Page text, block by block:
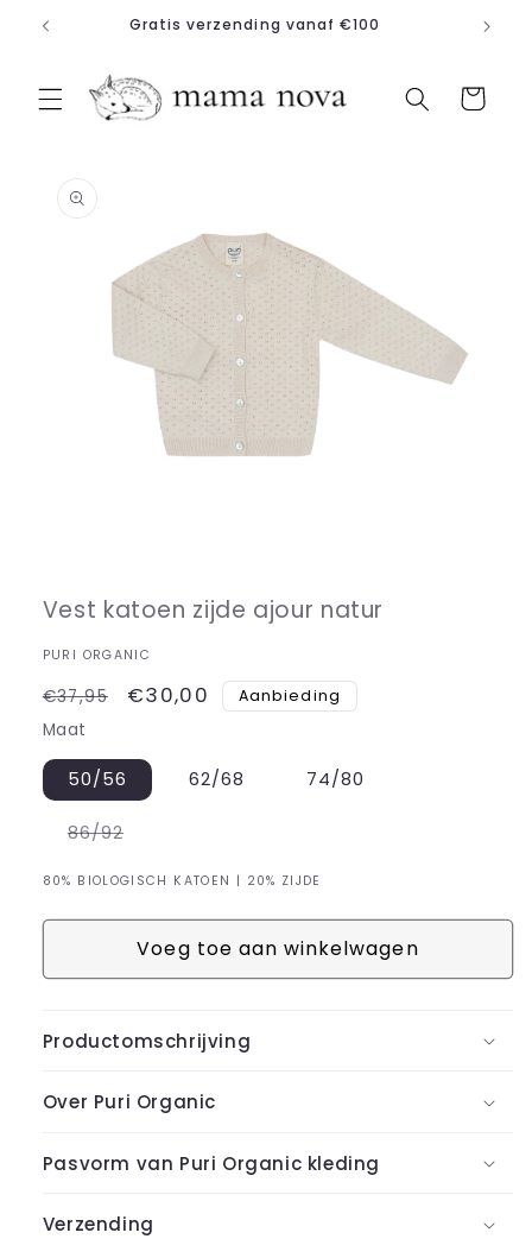
naar de Gratis verzending vanaf €100
Winkelwagen
modaal
Vest katoen zijde ajour natur
PURI ORGANIC
Normale
prijs
€37,95 Aanbiedingsprijs
€30,00 Aanbieding
Maat
50/56 62/68 74/80
86/92Variant
niet
80% BIOLOGISCH KATOEN | 20% ZIJDE
Voeg toe aan winkelwagen
Productomschrijving
Over Puri Organic
Pasvorm van Puri Organic kleding
Verzending